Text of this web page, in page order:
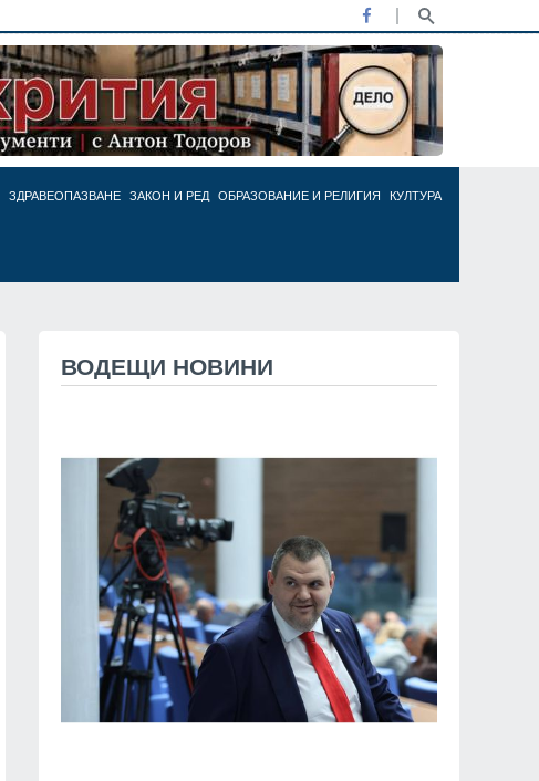
ЗДРАВЕОПАЗВАНЕ ЗАКОН И РЕД ОБРАЗОВАНИЕ И РЕЛИГИЯ КУЛТУРА
ВОДЕЩИ НОВИНИ